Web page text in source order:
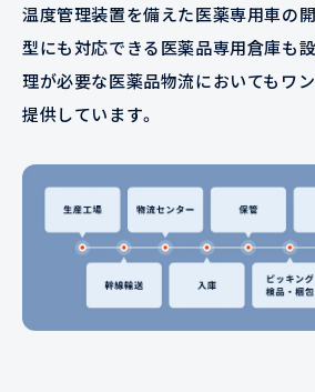
温度管理装置を備えた医薬専用車の
型にも対応できる医薬品専用倉庫も
理が必要な医薬品物流においてもワ
提供しています。